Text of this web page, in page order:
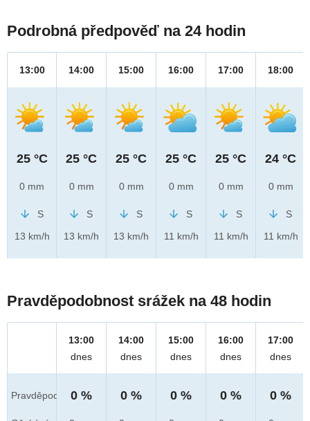
Podrobná předpověď na 24 hodin
13:00
25 °C
0 mm
S
13 km/h
14:00
25 °C
0 mm
S
13 km/h
15:00
25 °C
0 mm
S
13 km/h
16:00
25 °C
0 mm
S
11 km/h
17:00
25 °C
0 mm
S
11 km/h
18:00
24 °C
0 mm
S
11 km/h
Pravděpodobnost srážek na 48 hodin
Pravděpod.
13:00
dnes
0 %
14:00
dnes
0 %
15:00
dnes
0 %
16:00
dnes
0 %
17:00
dnes
0 %